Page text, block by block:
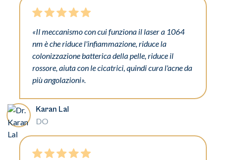
«Il meccanismo con cui funziona il laser a 1064
nm è che riduce l'infiammazione, riduce la
colonizzazione batterica della pelle, riduce il
rossore, aiuta con le cicatrici, quindi cura l'acne da
più angolazioni».
Karan Lal
DO